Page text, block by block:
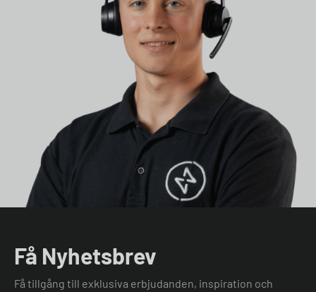
Få Nyhetsbrev
Få tillgång till exklusiva erbjudanden, inspiration och